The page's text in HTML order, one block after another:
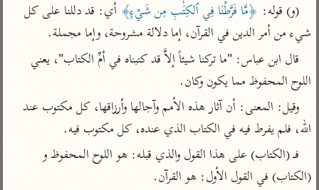
اشترك لتصلك أخبار مشاريعنا
راسلنا • تليجرام •تويتر
تعليمات
عن الباحث القرآني
(و) قوله: ﴿مَّا فَرَّطْنَا فِي ٱلكِتَٰبِ مِن شَيْءٍ﴾
شيء من أمر الدين في القرآن، إما دلالة مشروحة، وإما مجملة.
اللوح المحفوظ مما يكون وكان.
الله، فلم يفرط فيه في الكتاب الذي عنده، كل مكتوب فيه.
فـ (الكتاب) على هذا القول والذي قبله: هو اللوح المحفوظ و
(الكتاب) في القول الأول: هو القرآن.